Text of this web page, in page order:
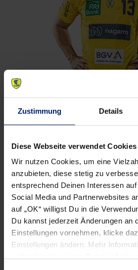
Zustimmung Details
Diese Webseite verwendet Cookies
Wir nutzen Cookies, um eine
anzubieten, diese stetig zu
entsprechend Deinen Interessen
Social Media und Partnerwebsites
auf „OK“ willigst Du in die
Du kannst jederzeit Änderungen an
Einstellungen vornehmen, klicke
Einstellungen ändern. Mehr